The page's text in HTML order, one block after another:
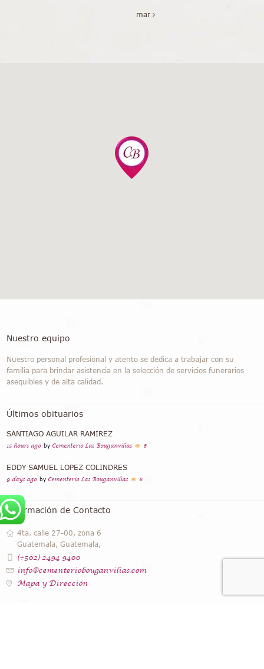
mar
Nuestro equipo
Nuestro personal profesional y atento se dedica a trabajar con su
familia para brindar asistencia en la selección de servicios funerarios
asequibles y de alta calidad.
Últimos obituarios
SANTIAGO AGUILAR RAMIREZ
15 hours ago by Cementerio Las Bouganvilias 6
EDDY SAMUEL LOPEZ COLINDRES
9 days ago by Cementerio Las Bouganvilias 6
Información de Contacto
4ta. calle 27-00, zona 6
Guatemala, Guatemala,
(+502) 2494 9400
info@cementeriobouganvilias.com
Mapa y Dirección